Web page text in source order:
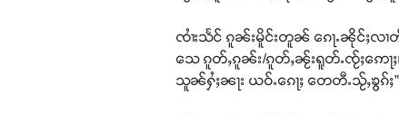
ၸၢႆးသႅင် ၵူၼ်းမိူင်းတူၼ် ၵေႃႉၼိုင်ႈလၢတ်
သေ ၵူတ်ႇၵူၼ်း/ၵူတ်ႇၼႂ်းရူတ်ႉၸႂ်ႈဢေႃႈ။
သူၼ်ႁႆႈၼႃး ယဝ်ႉၵေႃႈ တေတီႉသႂ်ႇၶွၵ်ႈ”